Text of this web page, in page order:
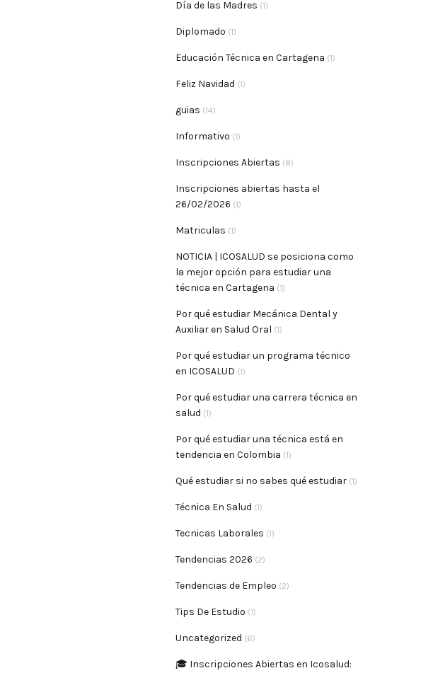
Día de las Madres (1)
Diplomado (1)
Educación Técnica en Cartagena (1)
Feliz Navidad (1)
guias (14)
Informativo (1)
Inscripciones Abiertas (8)
Inscripciones abiertas hasta el
26/02/2026 (1)
Matriculas (1)
NOTICIA | ICOSALUD se posiciona como
la mejor opción para estudiar una
técnica en Cartagena (1)
Por qué estudiar Mecánica Dental y
Auxiliar en Salud Oral (1)
Por qué estudiar un programa técnico
en ICOSALUD (1)
Por qué estudiar una carrera técnica en
salud (1)
Por qué estudiar una técnica está en
tendencia en Colombia (1)
Qué estudiar si no sabes qué estudiar(1)
Técnica En Salud (1)
Tecnicas Laborales (1)
Tendencias 2026 (2)
Tendencias de Empleo (2)
Tips De Estudio (1)
Uncategorized (6)
🎓 Inscripciones Abiertas en Icosalud: